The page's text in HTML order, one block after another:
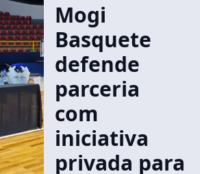
Mogi
Basquete
defende
parceria
com
iniciativa
privada para